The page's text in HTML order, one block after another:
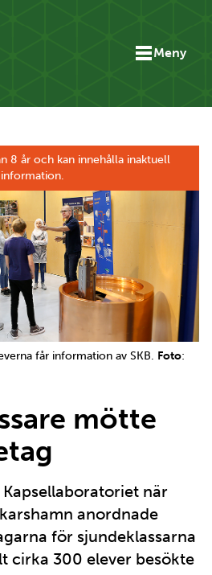
Meny
8 år och kan innehålla inaktuell
information.
får information av SKB. Foto:
mötte
när
anordnade
för sjundeklassarna
cirka 300 elever besökte